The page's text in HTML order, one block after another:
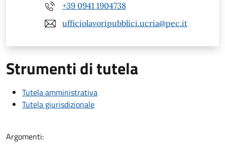
+39 0941 1904738
ufficiolavoripubblici.ucria@pec.it
Strumenti di tutela
Tutela amministrativa
Tutela giurisdizionale
Argomenti: